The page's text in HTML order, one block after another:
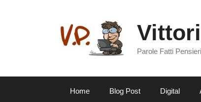
Parole Fatti Pensieri
Home Blog Post Digital